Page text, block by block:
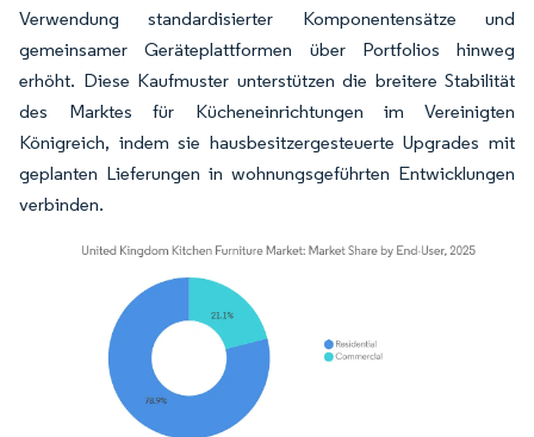
Verwendung standardisierter Komponentensätze und
gemeinsamer Geräteplattformen über Portfolios hinweg
erhöht. Diese Kaufmuster unterstützen die breitere Stabilität
des Marktes für Kücheneinrichtungen im Vereinigten
Königreich, indem sie hausbesitzergesteuerte Upgrades mit
geplanten Lieferungen in wohnungsgeführten Entwicklungen
verbinden.